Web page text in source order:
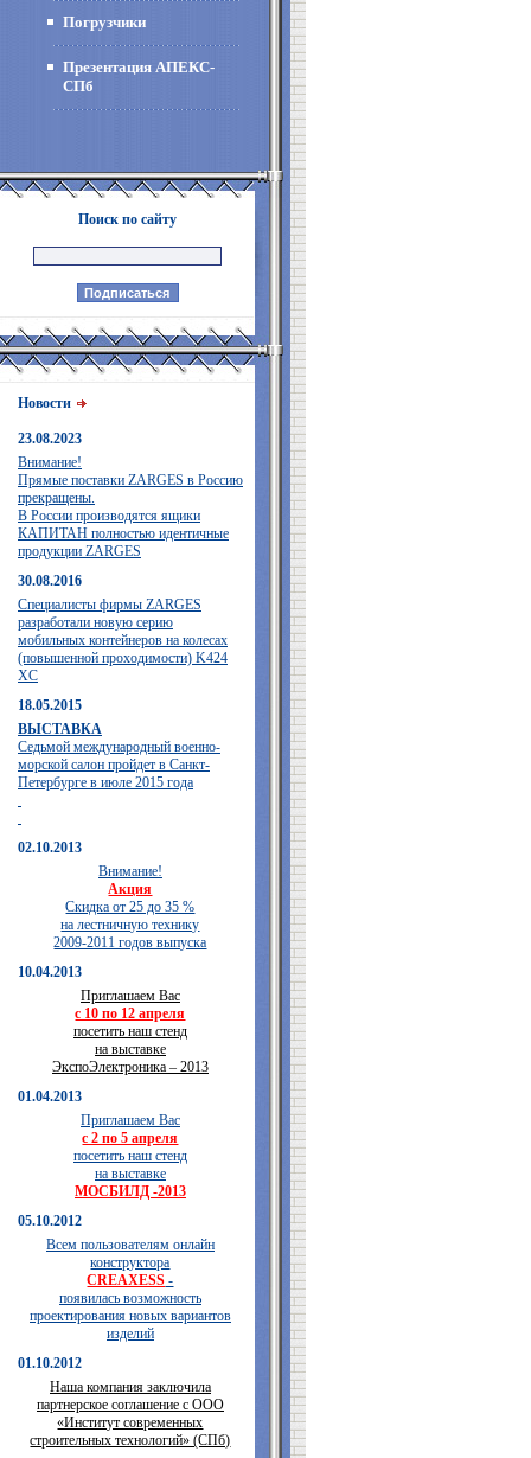
Погрузчики
Презентация АПЕКС-
СПб
Поиск по сайту
Новости
23.08.2023
Внимание!
Прямые поставки ZARGES в Россию
прекращены.
В России производятся ящики
КАПИТАН полностью идентичные
продукции ZARGES
30.08.2016
Специалисты фирмы ZARGES
разработали новую серию
мобильных контейнеров на колесах
(повышенной проходимости) K424
XC
18.05.2015
ВЫСТАВКА
Седьмой международный военно-
морской салон пройдет в Санкт-
Петербурге в июле 2015 года
02.10.2013
Внимание!
Акция
Скидка от 25 до 35 %
на лестничную технику
2009-2011 годов выпуска
10.04.2013
Приглашаем Вас
с 10 по 12 апреля
посетить наш стенд
на выставке
ЭкспоЭлектроника – 2013
01.04.2013
Приглашаем Вас
с 2 по 5 апреля
посетить наш стенд
на выставке
МОСБИЛД -2013
05.10.2012
Всем пользователям онлайн
конструктора
CREAXESS -
появилась возможность
проектирования новых вариантов
изделий
01.10.2012
Наша компания заключила
партнерское соглашение с ООО
«Институт современных
строительных технологий» (СПб)